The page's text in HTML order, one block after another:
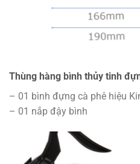
Thùng hàng bình thủy tinh
– 01 bình đựng cà phê hiệu
– 01 nắp đậy bình